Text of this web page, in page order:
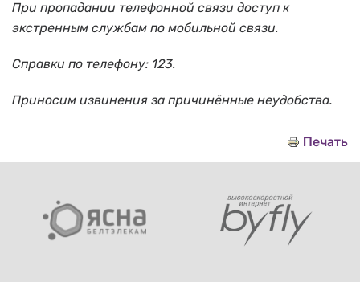
При пропадании телефонной связи доступ к
экстренным службам по мобильной связи.
Справки по телефону: 123.
Приносим извинения за причинённые неудобства.
Печать